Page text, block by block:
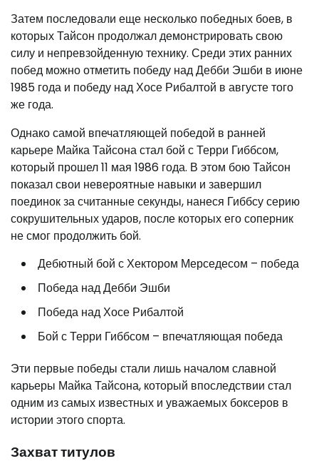
Затем последовали еще несколько победных боев, в
которых Тайсон продолжал демонстрировать свою
силу и непревзойденную технику. Среди этих ранних
побед можно отметить победу над Дебби Эшби в июне
1985 года и победу над Хосе Рибалтой в августе того
же года.
Однако самой впечатляющей победой в ранней
карьере Майка Тайсона стал бой с Терри Гиббсом,
который прошел 11 мая 1986 года. В этом бою Тайсон
показал свои невероятные навыки и завершил
поединок за считанные секунды, нанеся Гиббсу серию
сокрушительных ударов, после которых его соперник
не смог продолжить бой.
Дебютный бой с Хектором Мерседесом – победа
Победа над Дебби Эшби
Победа над Хосе Рибалтой
Бой с Терри Гиббсом – впечатляющая победа
Эти первые победы стали лишь началом славной
карьеры Майка Тайсона, который впоследствии стал
одним из самых известных и уважаемых боксеров в
истории этого спорта.
Захват титулов